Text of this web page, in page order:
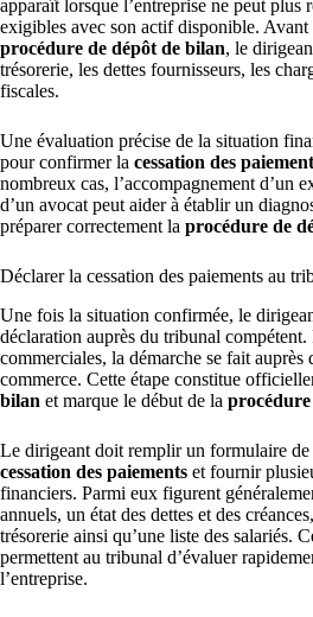
apparaît lorsque l’entreprise ne peut plus
exigibles avec son actif disponible. Avant
procédure de dépôt de bilan, le
trésorerie, les dettes fournisseurs, les
fiscales.
Une évaluation précise de la situation
pour confirmer la cessation des
nombreux cas, l’accompagnement d’un
d’un avocat peut aider à établir un
préparer correctement la procédure de
Déclarer la cessation des paiements au
Une fois la situation confirmée, le
déclaration auprès du tribunal compétent.
commerciales, la démarche se fait auprès
commerce. Cette étape constitue
bilan et marque le début de la
Le dirigeant doit remplir un formulaire de
cessation des paiements et fournir
financiers. Parmi eux figurent
annuels, un état des dettes et des
trésorerie ainsi qu’une liste des salariés.
permettent au tribunal d’évaluer
l’entreprise.